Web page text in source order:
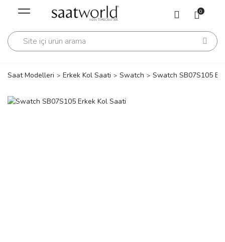
Geri Dön
Geri Dön 0
Saat Modelleri Erkek Kol Saati Swatch Swatch SB07S105